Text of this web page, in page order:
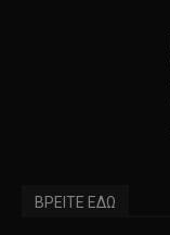
ΒΡΕΙΤΕ ΕΔΩ